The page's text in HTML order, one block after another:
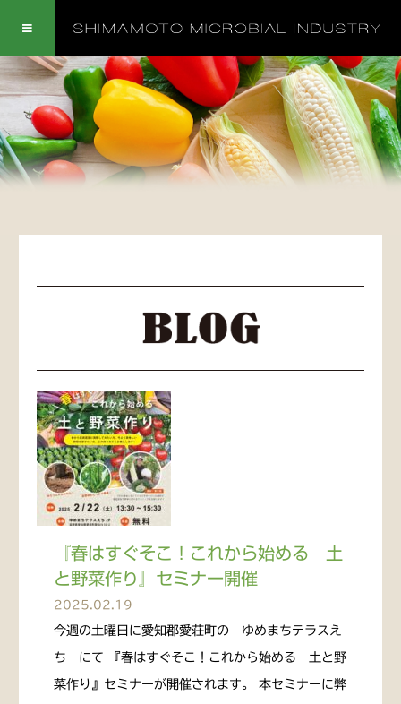
『春はすぐそこ！これから始める 土
と野菜作り』セミナー開催
2025.02.19
今週の土曜日に愛知郡愛荘町の ゆめまちテラスえ
ち にて 『春はすぐそこ！これから始める 土と野
菜作り』セミナーが開催されます。 本セミナーに弊